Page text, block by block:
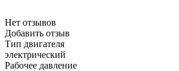
Нет отзывов
Добавить отзыв
Тип двигателя
электрический
Рабочее давление